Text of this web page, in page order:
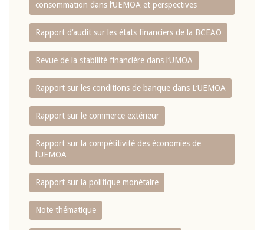
consommation dans l‘UEMOA et perspectives
Rapport d‘audit sur les états financiers de la BCEAO
Revue de la stabilité financière dans l‘UMOA
Rapport sur les conditions de banque dans L‘UEMOA
Rapport sur le commerce extérieur
Rapport sur la compétitivité des économies de
l‘UEMOA
Rapport sur la politique monétaire
Note thématique